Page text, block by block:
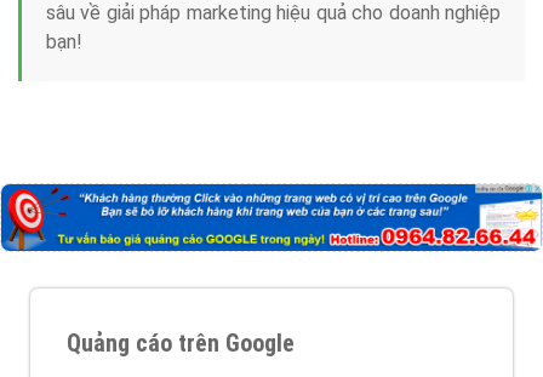
sâu về giải pháp marketing hiệu quả cho doanh nghiệp
bạn!
Quảng cáo trên Google